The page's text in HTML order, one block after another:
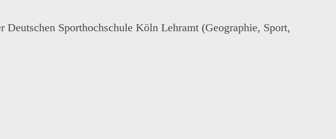
Sporthochschule Köln Lehramt (Geographie, Sport,